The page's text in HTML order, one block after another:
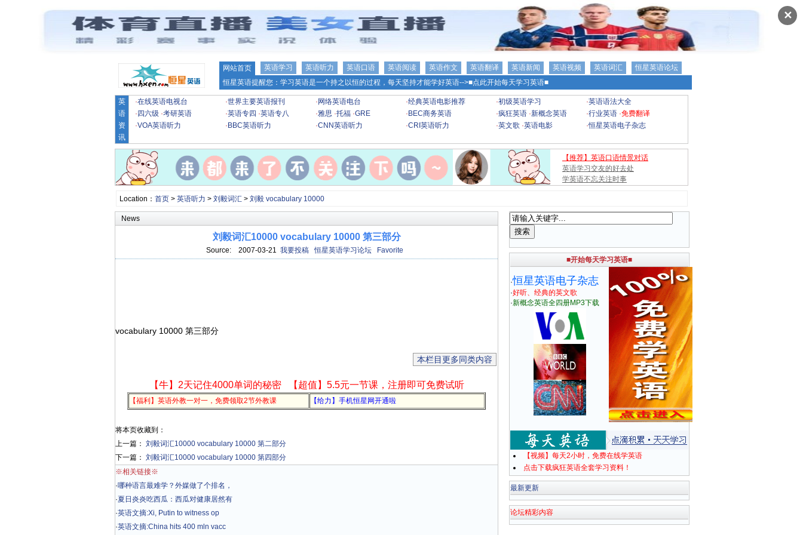
✕
网站首页 英语学习 英语听力 英语口语 英语阅读 英语作文 英语翻译 英语新闻 英语视频 英语词汇
恒星英语论坛
恒星英语提醒您：学习英语是一个持之以恒的过程，每天坚持才能学好英语-->■点此开始每天学习英语■
英
语
资
讯
·在线英语电视台 ·世界主要英语报刊 · 网络英语电台 ·经典英语电影推荐 ·初级英语学习 ·英语语法大全
· 四六级 ·考研英语 ·英语专四 ·英语专八 ·雅思 ·托福 ·GRE · BEC商务英语 ·疯狂英语 ·新概念英语 ·行业英语 ·免费翻译
·VOA英语听力 · BBC英语听力 ·CNN英语听力 ·CRI英语听力 ·英文歌 ·英语电影 ·恒星英语电子杂志
【推荐】英语口语情景对话
英语学习交友的好去处
学英语不忘关注时事
Location： 首页> 英语听力 > 刘毅词汇> 刘毅 vocabulary 10000
News
刘毅词汇10000 vocabulary 10000 第三部分
Source: 2007-03-21 我要投稿 恒星英语学习论坛 Favorite
vocabulary 10000 第三部分
本栏目更多同类内容
【牛】2天记住4000单词的秘密 【超值】5.5元一节课，注册即可免费试听
【福利】英语外教一对一，免费领取2节外教课 【给力】手机恒星网开通啦
将本页收藏到：
上一篇： 刘毅词汇10000 vocabulary 10000 第二部分
下一篇： 刘毅词汇10000 vocabulary 10000 第四部分
※相关链接※
·哪种语言最难学？外媒做了个排名，
·夏日炎炎吃西瓜：西瓜对健康居然有
·英语文摘:Xi, Putin to witness op
·英语文摘:China hits 400 mln vacc
■开始每天学习英语■
·恒星英语电子杂志
·好听、经典的英文歌
·新概念英语全四册MP3下载
【视频】每天2小时，免费在线学英语
点击下载疯狂英语全套学习资料！
最新更新
论坛精彩内容